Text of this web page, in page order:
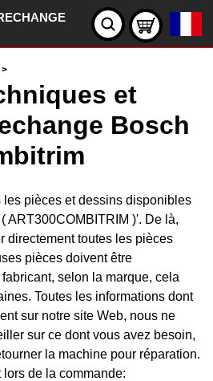
>
et
Bosch
les pièces et dessins disponibles
ART300COMBITRIM )'. De là,
directement toutes les pièces
pièces doivent être
selon la marque, cela
Toutes les informations dont
sur notre site Web, nous ne
sur ce dont vous avez besoin,
la machine pour réparation.
de la commande: